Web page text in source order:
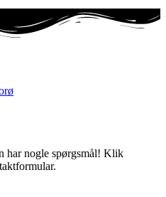
har nogle spørgsmål! Klik